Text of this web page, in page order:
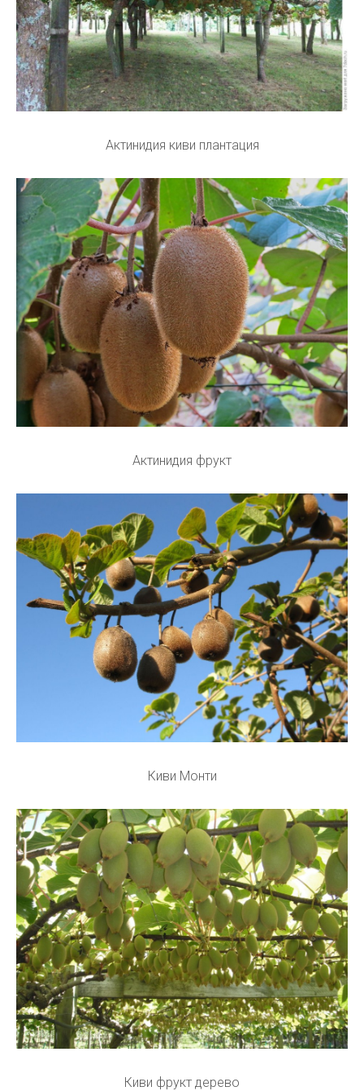
Актинидия киви плантация
Актинидия фрукт
Киви Монти
Киви фрукт дерево